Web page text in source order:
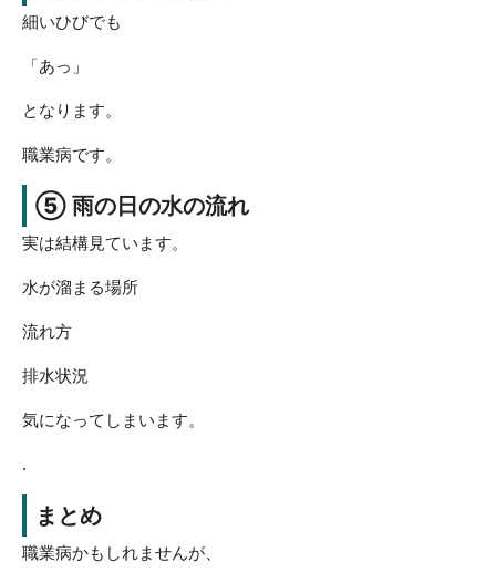
細いひびでも
「あっ」
となります。
職業病です。
⑤ 雨の日の水の流れ
実は結構見ています。
水が溜まる場所
流れ方
排水状況
気になってしまいます。
.
まとめ
職業病かもしれませんが、